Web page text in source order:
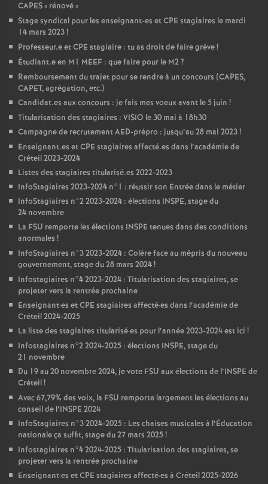
CAPES« rénové»
Stage syndical pour les enseignant-es etCPE stagiaires le mardi
14 mars 2023!
Professeur.e etCPE stagiaire : tu as droit de faire grève!
Étudiant.e en M1 MEEF : que faire pour le M2?
Remboursement du trajet pour se rendre à un concours (CAPES,
CAPET, agrégation, etc.)
Candidat.es aux concours : je fais mes voeux avant le 5 juin !
Titularisation des stagiaires : VISIO le 30 mai à 18h30
Campagne de recrutementAED-prépro : jusqu’au 28 mai 2023!
Enseignant.es etCPE stagiaires affecté.es dans l’académie de
Créteil 2023-2024
Listes des stagiaires titularisé.es 2022-2023
InfoStagiaires 2023-2024 n°1 : réussir son Entrée dans le métier
InfoStagiaires n°2 2023-2024 : élections INSPE, stage du
24 novembre
La FSU remporte les élections INSPE tenues dans des conditions
anormales !
InfoStagiaires n°3 2023-2024 : Colère face au mépris du nouveau
gouvernement, stage du 28 mars 2024!
Infostagiaires n°4 2023-2024 : Titularisation des stagiaires, se
projeter vers la rentrée prochaine
Enseignant·es etCPE stagiaires affecté·es dans l’académie de
Créteil 2024-2025
La liste des stagiaires titularisé·es pour l’année 2023-2024 est ici !
Infostagiaires n°2 2024-2025 : élections INSPE, stage du
21 novembre
Du 19 au 20 novembre 2024, je vote FSU aux élections de l’INSPE de
Créteil!
Avec 67,79% des voix, la FSU remporte largement les élections au
conseil de l’INSPE 2024
InfoStagiaires n°3 2024-2025 : Les chaises musicales à l’Éducation
nationale ça suffit, stage du 27 mars 2025!
Infostagiaires n°4 2024-2025 : Titularisation des stagiaires, se
projeter vers la rentrée prochaine
Enseignant·es etCPE stagiaires affecté·es à Créteil 2025-2026